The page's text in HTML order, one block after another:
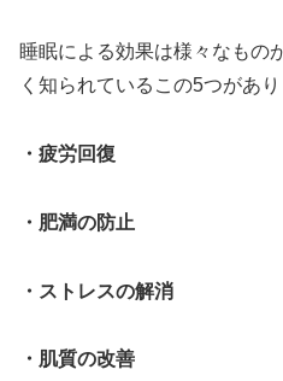
睡眠による効果は様々なもの
く知られているこの5つがあり
・疲労回復
・肥満の防止
・ストレスの解消
・肌質の改善